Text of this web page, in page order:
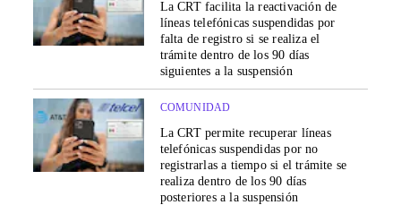
La CRT facilita la reactivación de
líneas telefónicas suspendidas por
falta de registro si se realiza el
trámite dentro de los 90 días
siguientes a la suspensión
COMUNIDAD
La CRT permite recuperar líneas
telefónicas suspendidas por no
registrarlas a tiempo si el trámite se
realiza dentro de los 90 días
posteriores a la suspensión